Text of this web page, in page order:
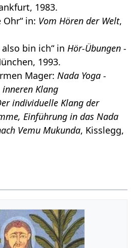
1983.
in: Vom Hören der Welt,
bin ich“ in Hör-Übungen -
1993.
Mager: Nada Yoga -
Klang
individuelle Klang der
Einführung in das Nada
Vemu Mukunda, Kisslegg,